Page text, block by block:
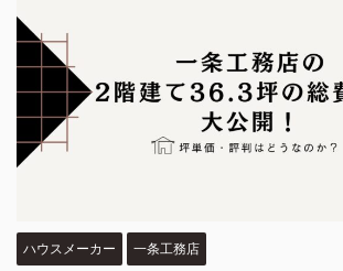
ハウスメーカー 一条工務店